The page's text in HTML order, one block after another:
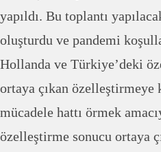
yapıldı. Bu toplantı
oluşturdu ve pandemi
Hollanda ve Türkiye’deki
ortaya çıkan özelleştirmeye
mücadele hattı örmek
özelleştirme sonucu ortaya